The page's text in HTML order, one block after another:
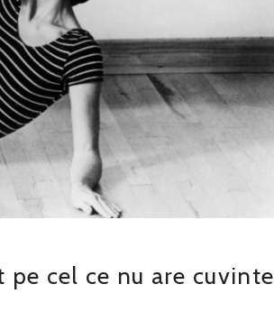
pe cel ce nu are cuvinte